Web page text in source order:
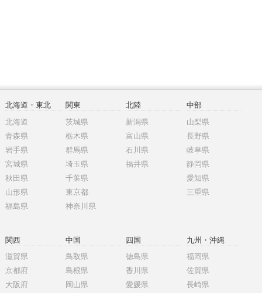
北海道・東北
北海道
青森県
岩手県
宮城県
秋田県
山形県
福島県
関東
茨城県
栃木県
群馬県
埼玉県
千葉県
東京都
神奈川県
北陸
新潟県
富山県
石川県
福井県
中部
山梨県
長野県
岐阜県
静岡県
愛知県
三重県
関西
滋賀県
京都府
大阪府
中国
鳥取県
島根県
岡山県
四国
徳島県
香川県
愛媛県
九州・沖縄
福岡県
佐賀県
長崎県